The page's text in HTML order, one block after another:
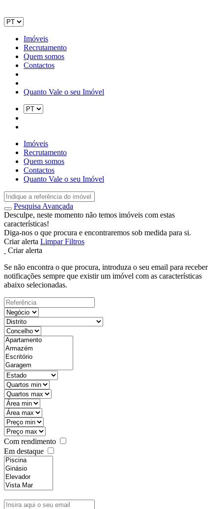
Imóveis
Recrutamento
Quem somos
Contactos
Quanto Vale o seu Imóvel
Imóveis
Recrutamento
Quem somos
Contactos
Quanto Vale o seu Imóvel
Pesquisa Avançada
Desculpe, neste momento não temos imóveis com estas
características!
Diga-nos o que procura e encontraremos sob medida para si.
Criar alerta Limpar Filtros
Criar alerta
Se não encontra o que procura, introduza o seu email para receber
notificações sempre que existir um imóvel com as características
abaixo selecionadas.
Com rendimento
Em destaque